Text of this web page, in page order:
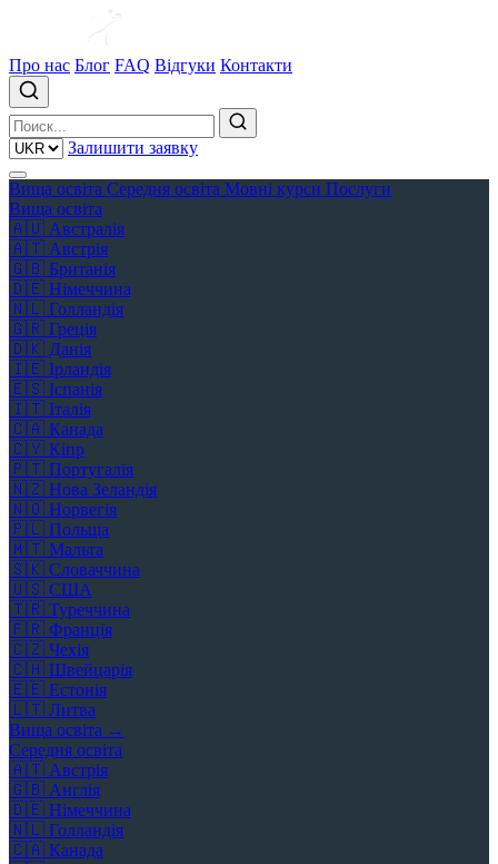
Про нас Блог FAQ Відгуки Контакти
Залишити заявку
Вища освіта Середня освіта Мовні курси Послуги
Вища освіта
🇦🇺 Австралія
🇦🇹 Австрія
🇬🇧 Британія
🇩🇪 Німеччина
🇳🇱 Голландія
🇬🇷 Греція
🇩🇰 Данія
🇮🇪 Ірландія
🇪🇸 Іспанія
🇮🇹 Італія
🇨🇦 Канада
🇨🇾 Кіпр
🇵🇹 Португалія
🇳🇿 Нова Зеландія
🇳🇴 Норвегія
🇵🇱 Польща
🇲🇹 Мальта
🇸🇰 Словаччина
🇺🇸 США
🇹🇷 Туреччина
🇫🇷 Франція
🇨🇿 Чехія
🇨🇭 Швейцарія
🇪🇪 Естонія
🇱🇹 Литва
Вища освіта →
Середня освіта
🇦🇹 Австрія
🇬🇧 Англія
🇩🇪 Німеччина
🇳🇱 Голландія
🇨🇦 Канада